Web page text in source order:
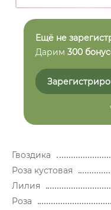
Ещё не
Дарим 300
Гвоздика
Роза кустовая
Лилия
Роза